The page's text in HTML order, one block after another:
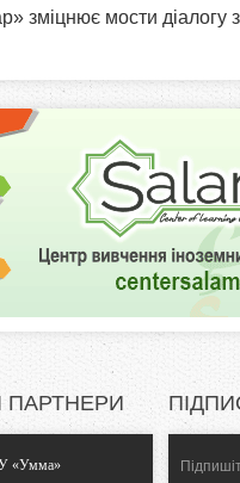
зміцнює мости діалогу
ПАРТНЕРИ
«Умма»